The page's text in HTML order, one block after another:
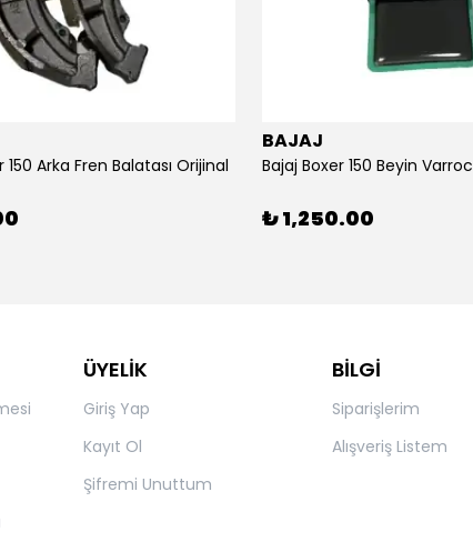
150 Arka Fren Balatası Orijinal
BAJAJ
Bajaj Boxer 150 Beyin Varroc
₺ 1,250.00
ÜYELİK
Giriş Yap
Kayıt Ol
Şifremi Unuttum
BİLGİ
Siparişlerim
Alışveriş Listem